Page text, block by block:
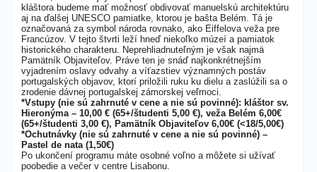
kláštora budeme mať možnosť obdivovať manuelskú architektúru
aj na ďalšej UNESCO pamiatke, ktorou je bašta Belém. Tá je
označovaná za symbol národa rovnako, ako Eiffelova veža pre
Francúzov. V tejto štvrti leží hneď niekoľko múzeí a pamiatok
historického charakteru. Neprehliadnuteľným je však najmä
Pamätník Objaviteľov. Práve ten je snáď najkonkrétnejším
vyjadrením oslavy odvahy a víťazstiev významných postáv
portugalských objavov, ktorí priložili ruku ku dielu a zaslúžili sa o
zrodenie dávnej portugalskej zámorskej veľmoci.
*Vstupy (nie sú zahrnuté v cene a nie sú povinné): kláštor sv.
Hieronýma – 10,00 € (65+/študenti 5,00 €), veža Belém 6,00€
(65+/študenti 3,00 €), Pamätník Objaviteľov 6,00€ (<18/5,00€)
*Ochutnávky (nie sú zahrnuté v cene a nie sú povinné) –
Pastel de nata (1,50€)
Po ukončení programu máte osobné voľno a môžete si užívať
poobedie a večer v centre Lisabonu.